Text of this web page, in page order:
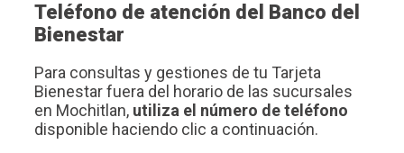
Teléfono de atención del Banco del
Bienestar
Para consultas y gestiones de tu Tarjeta
Bienestar fuera del horario de las sucursales
en Mochitlan, utiliza el número de teléfono
disponible haciendo clic a continuación.